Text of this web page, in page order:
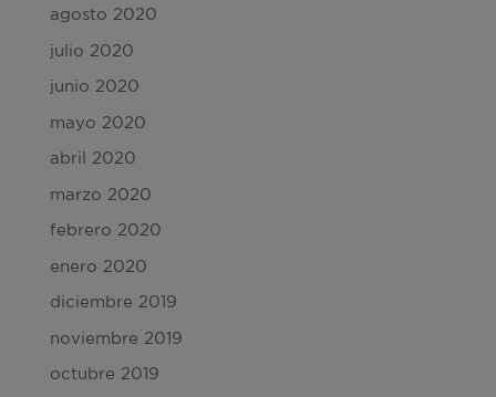
agosto 2020
julio 2020
junio 2020
mayo 2020
abril 2020
marzo 2020
febrero 2020
enero 2020
diciembre 2019
noviembre 2019
octubre 2019